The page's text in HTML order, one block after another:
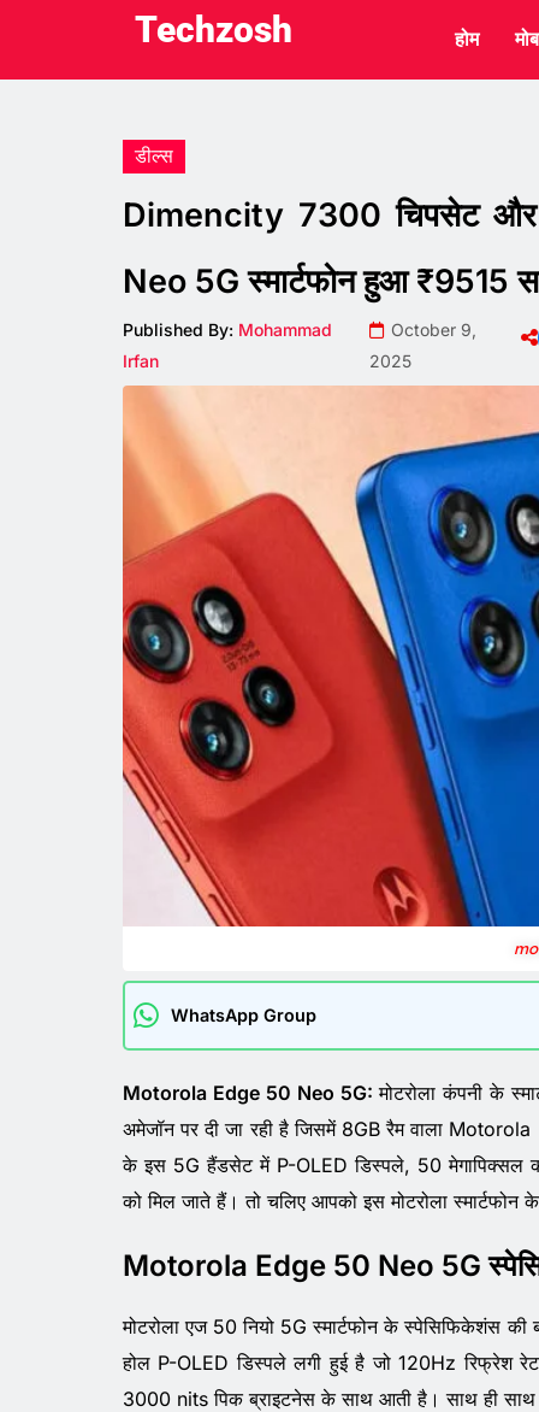
Techzosh होम
डील्स
Dimencity 7300 चिपसेट
Neo 5G स्मार्टफोन हुआ ₹9515
Published By: Mohammad
Irfan
October 9,
2025
WhatsApp Group
Motorola Edge 50 Neo 5G: मोटरोला कंपनी के
अमेजॉन पर दी जा रही है जिसमें 8GB रैम वाला
के इस 5G हैंडसेट में P-OLED डिस्पले, 50 मेगापिक्सल
को मिल जाते हैं। तो चलिए आपको इस मोटरोला
Motorola Edge 50 Neo 5G
मोटरोला एज 50 नियो 5G स्मार्टफोन के स्पेसिफिकेशंस
होल P-OLED डिस्पले लगी हुई है जो 120Hz रिफ्रेश
3000 nits पिक ब्राइटनेस के साथ आती है। साथ ही साथ